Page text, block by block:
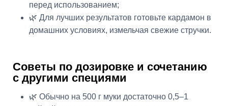
перед использованием;
🌿 Для лучших результатов готовьте кардамон в
домашних условиях, измельчая свежие стручки.
Советы по дозировке и сочетанию
с другими специями
🌿 Обычно на 500 г муки достаточно 0,5–1